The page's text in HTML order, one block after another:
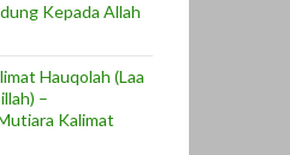
Kepada Allah
Hauqolah (Laa
–
Kalimat